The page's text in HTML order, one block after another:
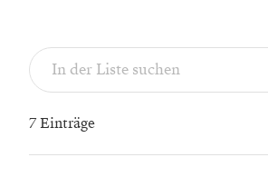
7 Einträge